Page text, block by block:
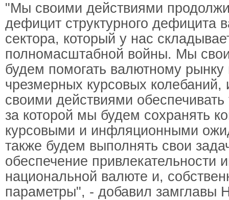
"Мы своими действиями
дефицит структурного дефицита
сектора, который у нас
полномасштабной войны. Мы
будем помогать валютному рынку
чрезмерных курсовых
своими действиями
за которой мы будем сохранять
курсовыми и инфляционными
также будем выполнять свои
обеспечение привлекательности
национальной валюте и,
параметры", - добавил замглавы